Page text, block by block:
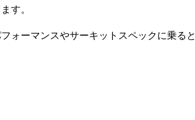
す。
ォーマンスやサーキットスペックに乗ると